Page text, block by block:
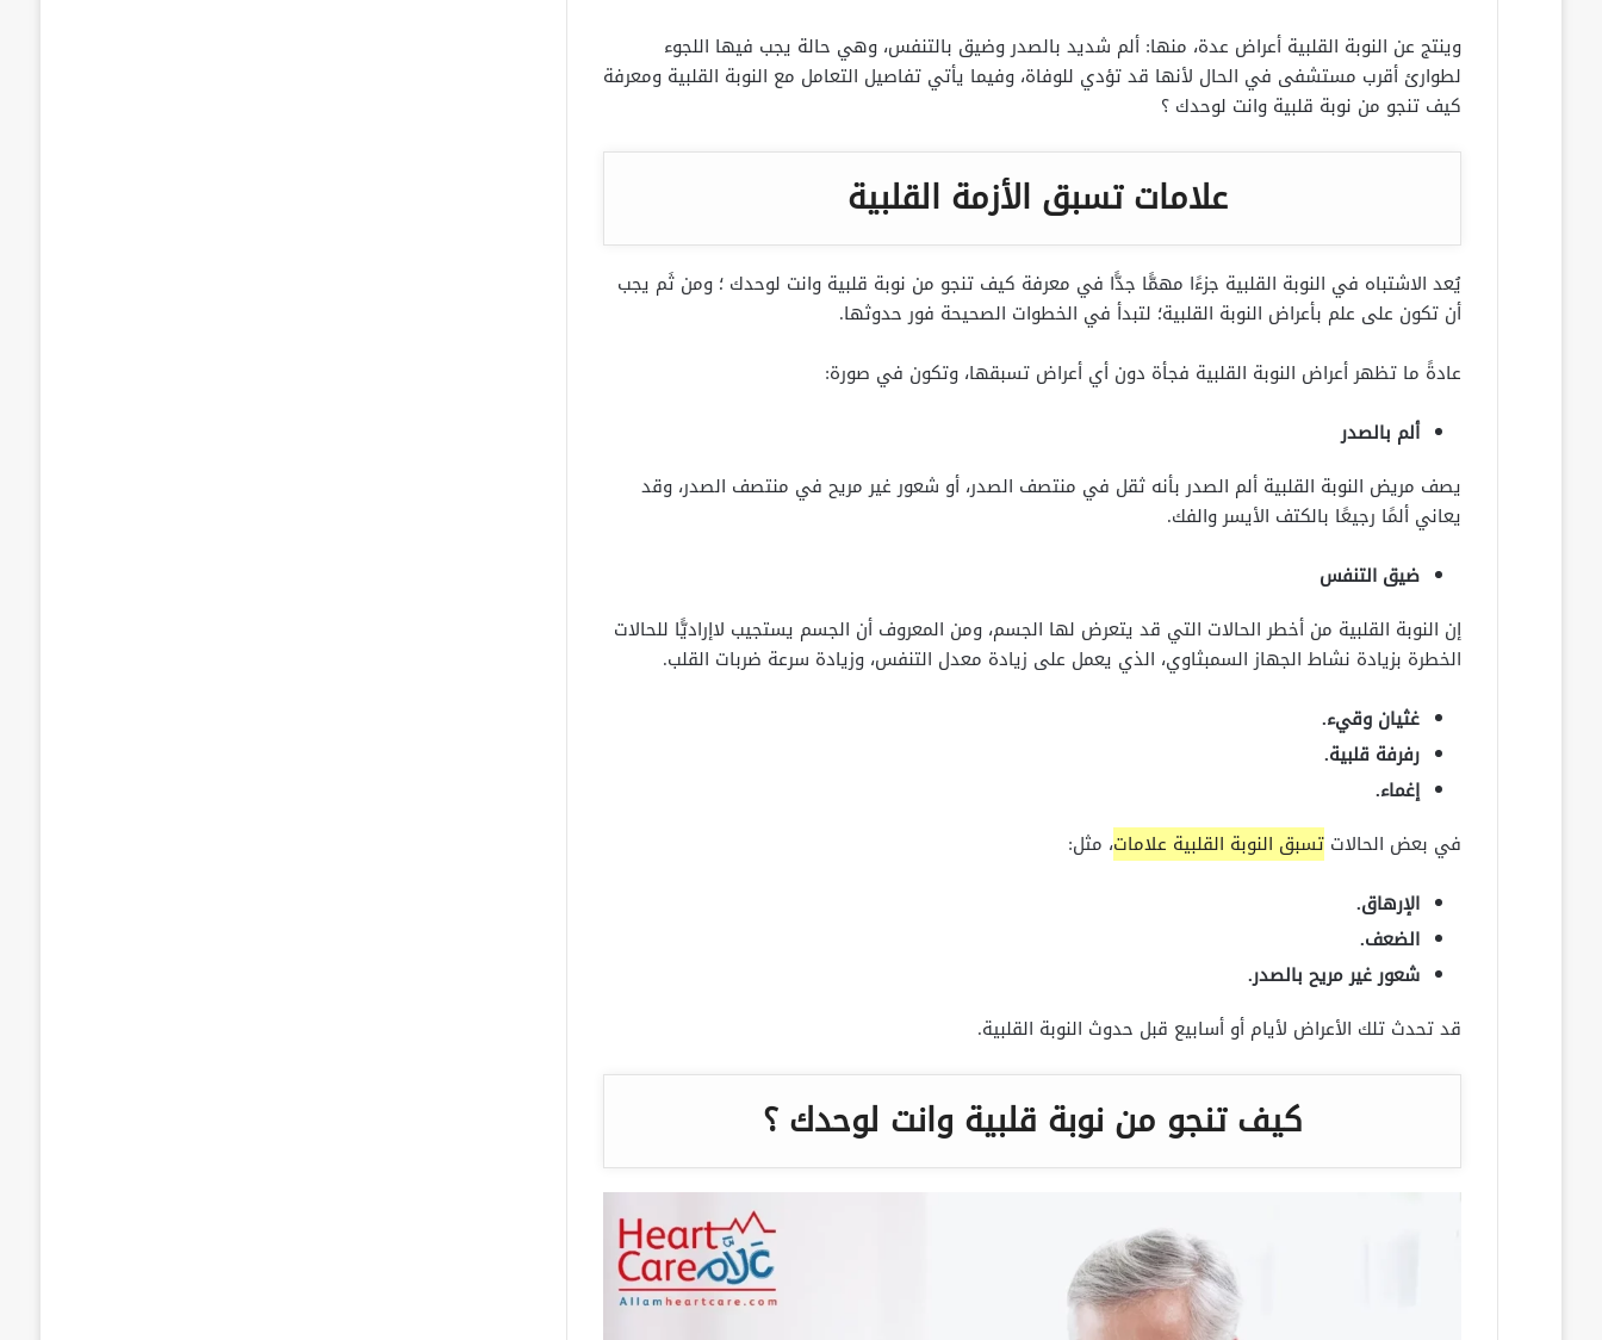
وينتج عن النوبة القلبية أعراض عدة، منها: ألم شديد بالصدر وضيق بالتنفس، وهي حالة يجب فيها اللجوء
لطوارئ أقرب مستشفى في الحال لأنها قد تؤدي للوفاة، وفيما يأتي تفاصيل التعامل مع النوبة القلبية ومعرفة
كيف تنجو من نوبة قلبية وانت لوحدك ؟
علامات تسبق الأزمة القلبية
يُعد الاشتباه في النوبة القلبية جزءًا مهمًّا جدًّا في معرفة كيف تنجو من نوبة قلبية وانت لوحدك ؛ ومن ثَم يجب
أن تكون على علم بأعراض النوبة القلبية؛ لتبدأ في الخطوات الصحيحة فور حدوثها.
عادةً ما تظهر أعراض النوبة القلبية فجأة دون أي أعراض تسبقها، وتكون في صورة:
ألم بالصدر
يصف مريض النوبة القلبية ألم الصدر بأنه ثقل في منتصف الصدر، أو شعور غير مريح في منتصف الصدر، وقد
يعاني ألمًا رجيعًا بالكتف الأيسر والفك.
ضيق التنفس
إن النوبة القلبية من أخطر الحالات التي قد يتعرض لها الجسم، ومن المعروف أن الجسم يستجيب لاإراديًّا للحالات
الخطرة بزيادة نشاط الجهاز السمبثاوي، الذي يعمل على زيادة معدل التنفس، وزيادة سرعة ضربات القلب.
غثيان وقيء.
رفرفة قلبية.
إغماء.
في بعض الحالات تسبق النوبة القلبية علامات، مثل:
الإرهاق.
الضعف.
شعور غير مريح بالصدر.
قد تحدث تلك الأعراض لأيام أو أسابيع قبل حدوث النوبة القلبية.
كيف تنجو من نوبة قلبية وانت لوحدك ؟